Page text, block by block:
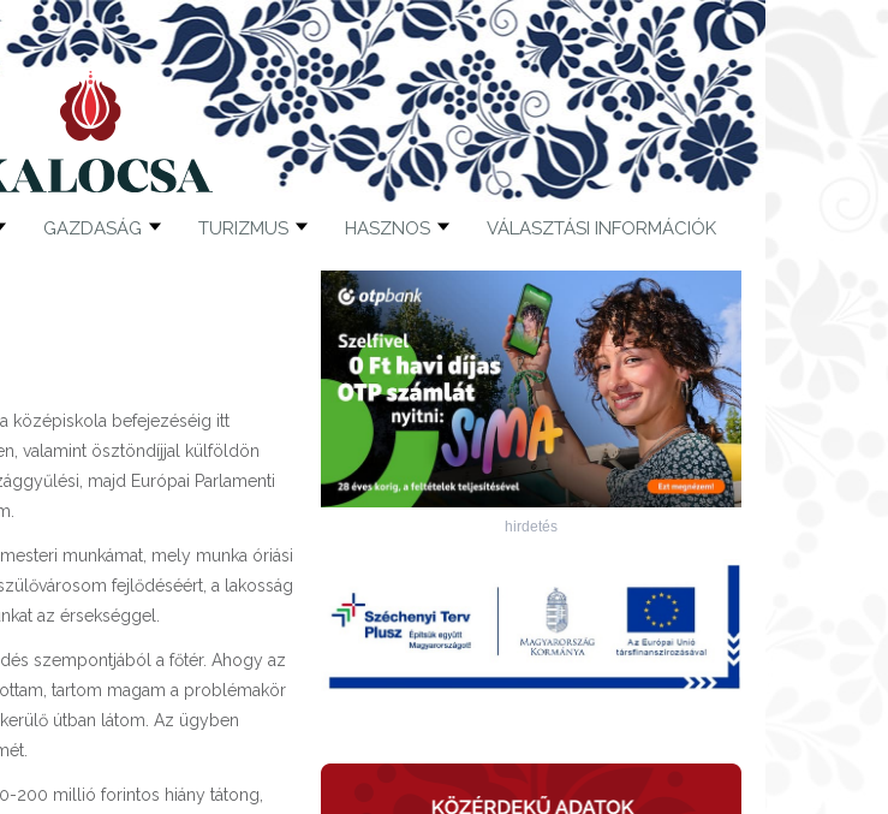
GAZDASÁG TURIZMUS HASZNOS VÁLASZTÁSI INFORMÁCIÓK
középiskola befejezéséig itt
valamint ösztöndíjjal külföldön
majd Európai Parlamenti
munkámat, mely munka óriási
fejlődéséért, a lakosság
az érsekséggel.
szempontjából a főtér. Ahogy az
tartom magam a problémakör
útban látom. Az ügyben
200 millió forintos hiány tátong,
hirdetés